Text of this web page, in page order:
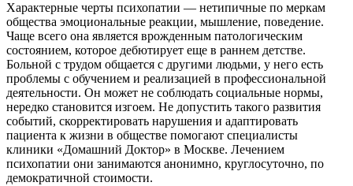
Характерные черты психопатии — нетипичные по меркам
общества эмоциональные реакции, мышление, поведение.
Чаще всего она является врожденным патологическим
состоянием, которое дебютирует еще в раннем детстве.
Больной с трудом общается с другими людьми, у него есть
проблемы с обучением и реализацией в профессиональной
деятельности. Он может не соблюдать социальные нормы,
нередко становится изгоем. Не допустить такого развития
событий, скорректировать нарушения и адаптировать
пациента к жизни в обществе помогают специалисты
клиники «Домашний Доктор» в Москве. Лечением
психопатии они занимаются анонимно, круглосуточно, по
демократичной стоимости.